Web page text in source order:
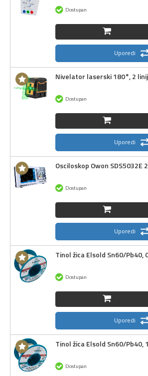
Dostupan
Uporedi
Nivelator laserski 180°, 2
Dostupan
Uporedi
Osciloskop Owon SDS5032E
Dostupan
Uporedi
Tinol žica Elsold Sn60/Pb40,
Dostupan
Uporedi
Tinol žica Elsold Sn60/Pb40,
Dostupan